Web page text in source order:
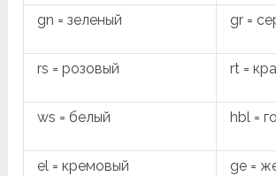
gn = зеленый gr =
rs = розовый rt =
ws = белый hbl =
el = кремовый ge =